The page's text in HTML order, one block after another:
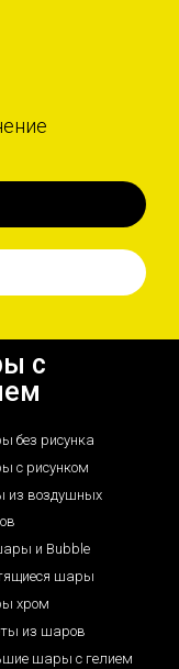
с
без рисунка
с рисунком
из воздушных
и Bubble
шары
хром
из шаров
шары с гелием